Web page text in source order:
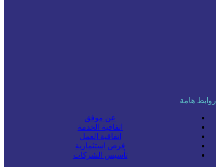
روابط هامة
عن موفق
اتفاقية الخدمة
اتفاقية العمل
فرص استثمارية
تأسيس الشركات